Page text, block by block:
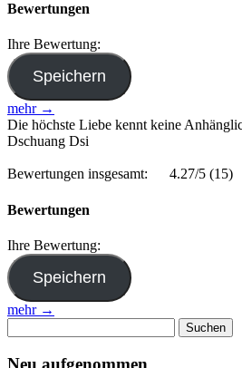
Bewertungen
Ihre Bewertung:
mehr →
Die höchste Liebe kennt keine
Dschuang Dsi
Bewertungen insgesamt: 4.27/5 (15)
Bewertungen
Ihre Bewertung:
mehr →
nach:
Neu aufgenommen